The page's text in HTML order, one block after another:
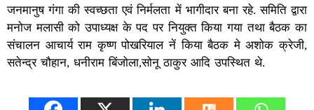
जनमानुष गंगा की स्वच्छता एवं निर्मलता में भागीदार बना रहे. समिति द्वारा
मनोज मलासी को उपाध्यक्ष के पद पर नियुक्त किया गया तथा बैठक का
संचालन आचार्य राम कृष्ण पोखरियाल नें किया बैठक मे अशोक क्रेजी,
सतेन्द्र चौहान, धनीराम बिंजोला,सोनू ठाकुर आदि उपस्थित थे.